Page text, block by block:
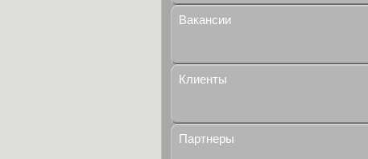
Вакансии
Клиенты
Партнеры